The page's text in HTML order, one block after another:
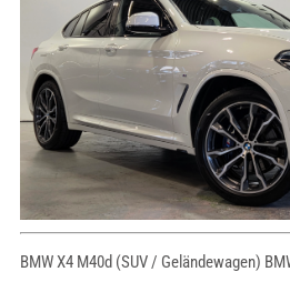
BMW X4 M40d (SUV / Geländewagen)